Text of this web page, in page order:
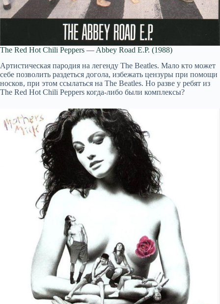
The Red Hot Chili Peppers — Abbey Road E.P. (1988)
Артистическая пародия на легенду The Beatles. Мало кто может
себе позволить раздеться догола, избежать цензуры при помощи
носков, при этом ссылаться на The Beatles. Но разве у ребят из
The Red Hot Chili Peppers когда-либо были комплексы?